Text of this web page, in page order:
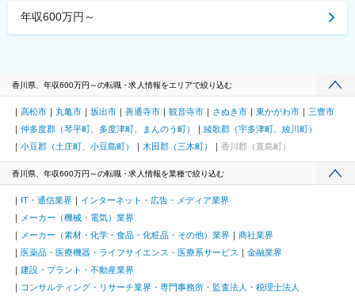
年収600万円～
香川県、年収600万円～の転職・求人情報をエリアで絞り込む
高松市 丸亀市 坂出市 善通寺市 観音寺市 さぬき市 東かがわ市
三豊市
仲多度郡（琴平町、多度津町、まんのう町）
綾歌郡（宇多津町、綾川町）
小豆郡（土庄町、小豆島町）
木田郡（三木町） 香川郡（直島町）
香川県、年収600万円～の転職・求人情報を業種で絞り込む
IT・通信業界
インターネット・広告・メディア業界
メーカー（機械・電気）業界
メーカー（素材・化学・食品・化粧品・その他）業界
商社業界
医薬品・医療機器・ライフサイエンス・医療系サービス
金融業界
建設・プラント・不動産業界
コンサルティング・リサーチ業界・専門事務所・監査法人・税理士法人